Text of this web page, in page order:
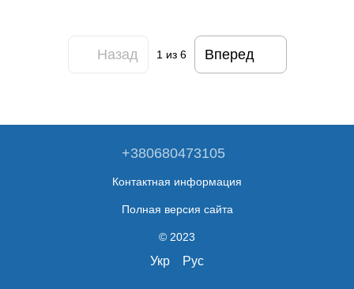
Назад 1из 6 Вперед
+380680473105
Контактная информация
Полная версия сайта
© 2023
Укр Рус